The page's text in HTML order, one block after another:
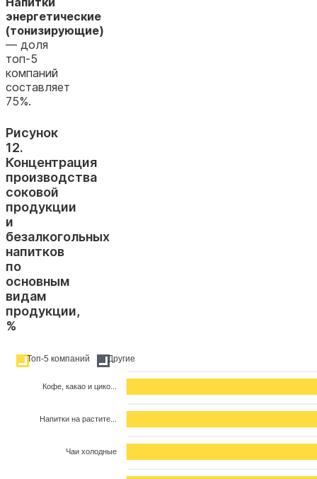
энергетические
(тонизирующие)
— доля
топ-5
компаний
составляет
75%.
Рисунок
12.
Концентрация
производства
соковой
продукции
и
безалкогольных
напитков
по
основным
видам
продукции,
%
Топ-5 компаний Другие
Кофе, какао и цико...
Напитки на растите...
Чаи холодные